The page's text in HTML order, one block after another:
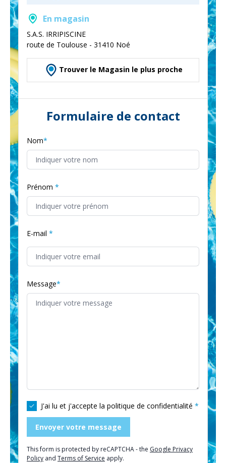
En magasin
S.A.S. IRRIPISCINE
route de Toulouse - 31410 Noé
Trouver le Magasin le plus proche
Formulaire de contact
Nom
Prénom
E-mail
Message
J'ai lu et j'accepte la politique de confidentialité
Envoyer votre message
This form is protected by reCAPTCHA - the Google Privacy
Policy and Terms of Service apply.